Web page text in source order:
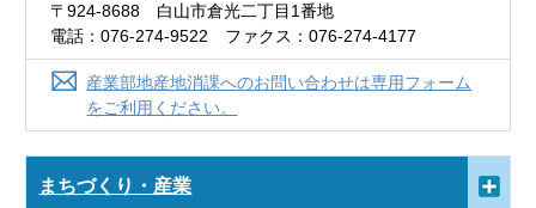
〒924-8688 白山市倉光二丁目1番地
電話：076-274-9522 ファクス：076-274-4177
産業部地産地消課へのお問い合わせは専用フォーム
をご利用ください。
まちづくり・産業